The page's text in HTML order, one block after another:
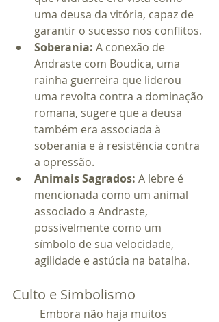
uma deusa da vitória, capaz de
garantir o sucesso nos conflitos.
Soberania: A conexão de
Andraste com Boudica, uma
rainha guerreira que liderou
uma revolta contra a dominação
romana, sugere que a deusa
também era associada à
soberania e à resistência contra
a opressão.
Animais Sagrados: A lebre é
mencionada como um animal
associado a Andraste,
possivelmente como um
símbolo de sua velocidade,
agilidade e astúcia na batalha.
Culto e Simbolismo